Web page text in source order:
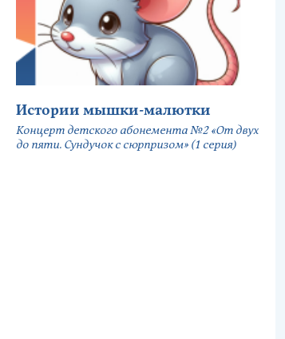
Истории мышки-малютки
Концерт детского абонемента №2 «От двух
до пяти. Сундучок с сюрпризом» (1 серия)